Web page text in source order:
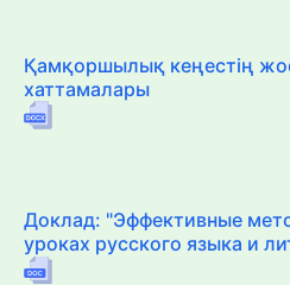
Қамқоршылық кеңестің
хаттамалары
Доклад: "Эффективные
уроках русского языка и